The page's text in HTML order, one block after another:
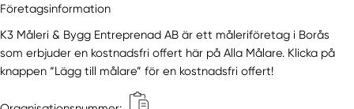
Nol
Olofstorp
Olsfors
Företagsinformation
K3 Måleri & Bygg Entreprenad AB är ett måleriföretag i Borås
som erbjuder en kostnadsfri offert här på Alla Målare. Klicka på
knappen “Lägg till målare” för en kostnadsfri offert!